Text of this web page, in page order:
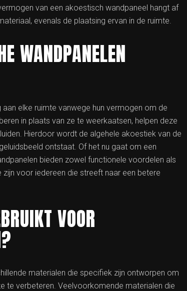
van een akoestisch wandpaneel hangt af
evenals de plaatsing ervan in de ruimte.
WANDPANELEN
elke ruimte vanwege hun vermogen om de
in plaats van ze te weerkaatsen, helpen deze
Hierdoor wordt de algehele akoestiek van de
ontstaat. Of het nu gaat om een
bieden zowel functionele voordelen als
voor iedereen die streeft naar een betere
VOOR
materialen die specifiek zijn ontworpen om
te verbeteren. Veelvoorkomende materialen die